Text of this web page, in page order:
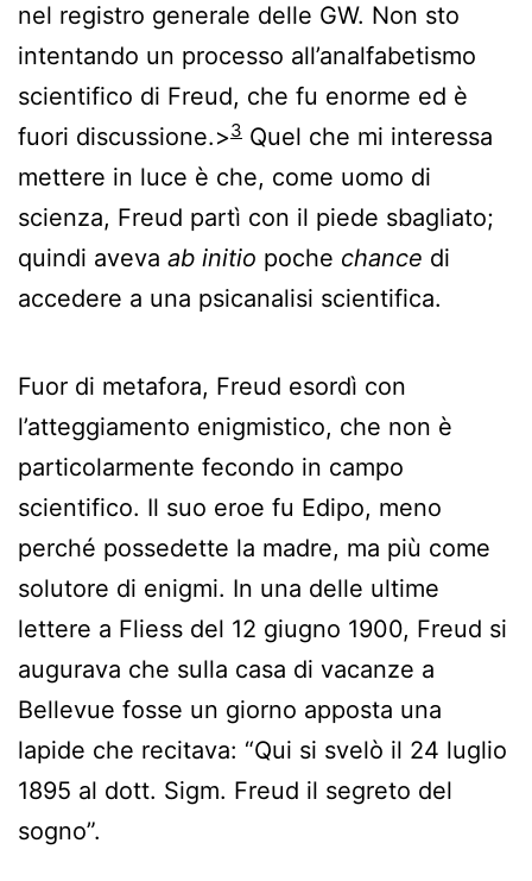
nel registro generale delle GW. Non sto
intentando un processo all’analfabetismo
scientifico di Freud, che fu enorme ed è
fuori discussione.>3 Quel che mi interessa
mettere in luce è che, come uomo di
scienza, Freud partì con il piede sbagliato;
quindi aveva ab initio poche chance di
accedere a una psicanalisi scientifica.
Fuor di metafora, Freud esordì con
l’atteggiamento enigmistico, che non è
particolarmente fecondo in campo
scientifico. Il suo eroe fu Edipo, meno
perché possedette la madre, ma più come
solutore di enigmi. In una delle ultime
lettere a Fliess del 12 giugno 1900, Freud si
augurava che sulla casa di vacanze a
Bellevue fosse un giorno apposta una
lapide che recitava: “Qui si svelò il 24 luglio
1895 al dott. Sigm. Freud il segreto del
sogno”.